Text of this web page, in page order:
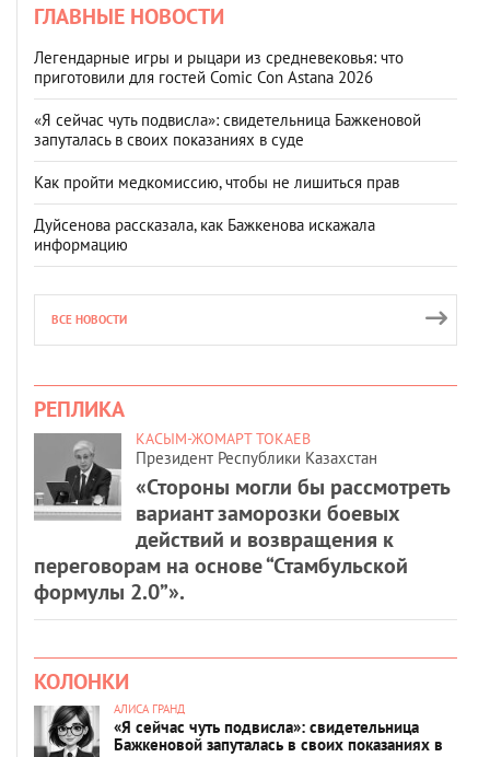
ГЛАВНЫЕ НОВОСТИ
Легендарные игры и рыцари из средневековья: что
приготовили для гостей Comic Con Astana 2026
«Я сейчас чуть подвисла»: свидетельница Бажкеновой
запуталась в своих показаниях в суде
Как пройти медкомиссию, чтобы не лишиться прав
Дуйсенова рассказала, как Бажкенова искажала
информацию
ВСЕ НОВОСТИ
РЕПЛИКА
КАСЫМ-ЖОМАРТ ТОКАЕВ
Президент Республики Казахстан
«Стороны могли бы рассмотреть
вариант заморозки боевых
действий и возвращения к
переговорам на основе “Стамбульской
формулы 2.0”».
КОЛОНКИ
АЛИСА ГРАНД
«Я сейчас чуть подвисла»: свидетельница
Бажкеновой запуталась в своих показаниях в